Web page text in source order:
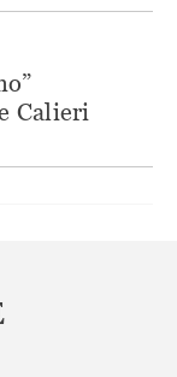
Calieri